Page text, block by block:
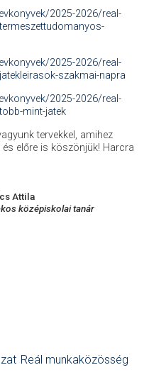
2025-2026/real-
2025-2026/real-
szakmai-napra
2025-2026/real-
mint-jatek
tervekkel, amihez
és előre is köszönjük! Harcra
Attila
középiskolai tanár
Reál munkaközösség